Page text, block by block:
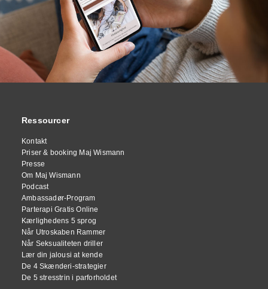
Ressourcer
Kontakt
Priser & booking Maj Wismann
Presse
Om Maj Wismann
Podcast
Ambassadør-Program
Parterapi Gratis Online
Kærlighedens 5 sprog
Når Utroskaben Rammer
Når Seksualiteten driller
Lær din jalousi at kende
De 4 Skænderi-strategier
De 5 stresstrin i parforholdet